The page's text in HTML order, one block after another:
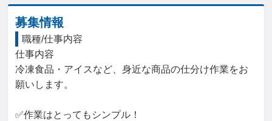
在庫管理
募集情報
職種/仕事内容
仕事内容
冷凍食品・アイスなど、身近な商品の仕分け作業をお
願いします。
✅作業はとってもシンプル！